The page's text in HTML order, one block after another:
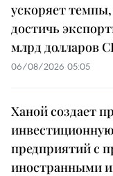
ускоряет
достичь
млрд долларов
06/08/2026 05:05
Ханой создает
предприятий с
иностранными